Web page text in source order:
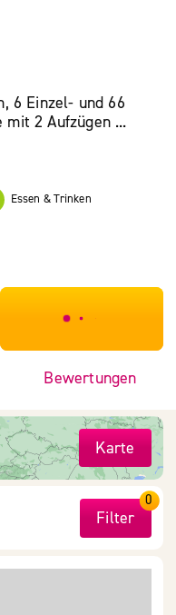
6 Einzel- und 66
mit 2 Aufzügen ...
Essen & Trinken
***************
Bewertungen
Karte
Filter
0